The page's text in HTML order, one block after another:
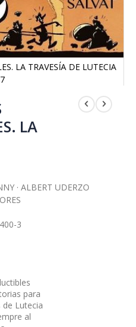
LA TRAVESÍA DE LUTECIA
7
LA
· ALBERT UDERZO
3
para
Lutecia
al